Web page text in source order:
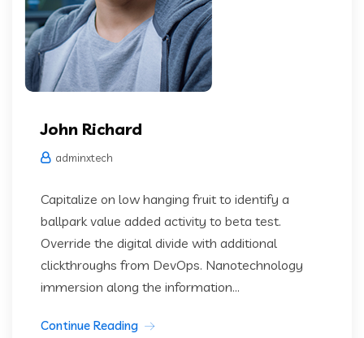
John Richard
adminxtech
Capitalize on low hanging fruit to identify a
ballpark value added activity to beta test.
Override the digital divide with additional
clickthroughs from DevOps. Nanotechnology
immersion along the information...
Continue Reading